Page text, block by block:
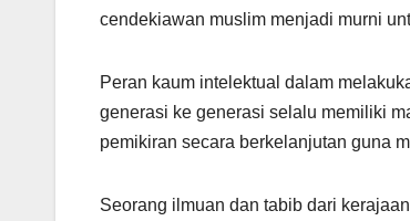
cendekiawan muslim menjadi murni
Peran kaum intelektual dalam
generasi ke generasi selalu memiliki
pemikiran secara berkelanjutan guna
Seorang ilmuan dan tabib dari